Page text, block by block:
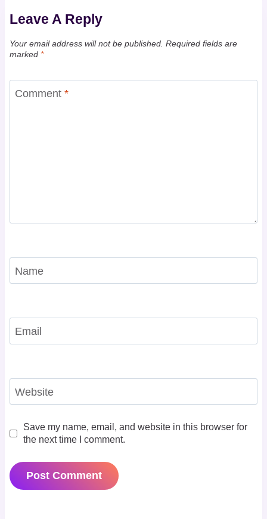
Leave A Reply
Your email address will not be published. Required fields are
marked *
Comment *
Name
Email
Website
Save my name, email, and website in this browser for
the next time I comment.